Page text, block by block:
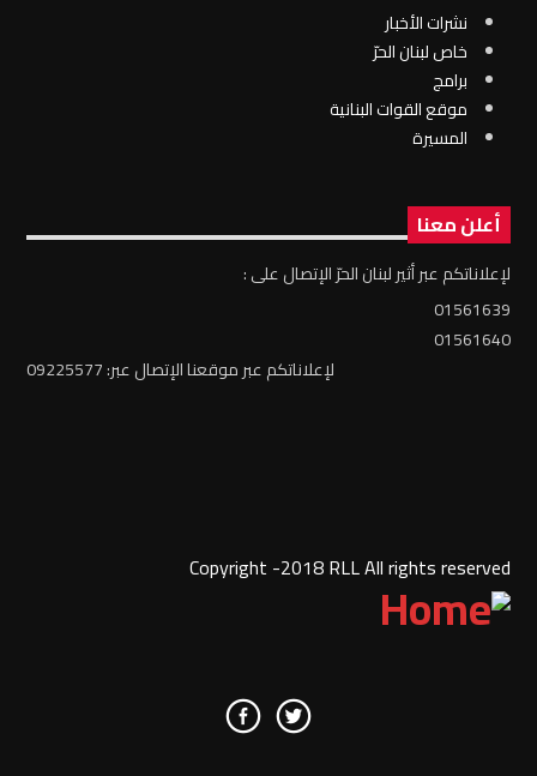
نشرات الأخبار
خاص لبنان الحرّ
برامج
موقع القوات البنانية
المسيرة
أعلن معنا
لإعلاناتكم عبر أثير لبنان الحرّ الإتصال على :
01561639
01561640
لإعلاناتكم عبر موقعنا الإتصال عبر: 09225577
Copyright -2018 RLL All rights reserved